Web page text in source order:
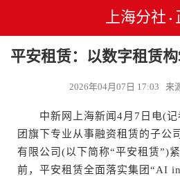
上海分社 •
平安租赁：以数字租赁
2026年04月07日 17:03 来
中新网上海新闻4月7日电(记
团旗下专业从事融资租赁的子公
有限公司(以下简称“平安租赁”)
前，平安租赁全面落实集团“AI